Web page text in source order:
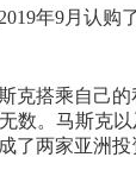
年9月认
克搭乘自己
数。马斯克
了两家亚洲投